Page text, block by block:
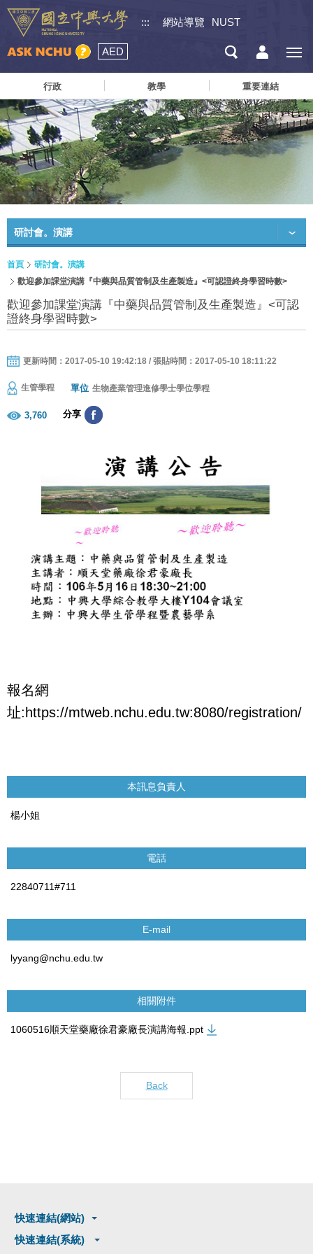
::: 網站導覽 NUST
AED
行政 教學 重要連結
研討會。演講
首頁
研討會。演講
歡迎參加課堂演講『中藥與品質管制及生產製造』<可認證終身學習時數>
歡迎參加課堂演講『中藥與品質管制及生產製造』<可認
證終身學習時數>
更新時間：2017-05-10 19:42:18 / 張貼時間：2017-05-10 18:11:22
生管學程 單位 生物產業管理進修學士學位學程
3,760 分享
報名網
址:https://mtweb.nchu.edu.tw:8080/registration/
本訊息負責人
楊小姐
電話
22840711#711
E-mail
lyyang@nchu.edu.tw
相關附件
1060516順天堂藥廠徐君豪廠長演講海報.ppt
Back
快速連結(網站)
快速連結(系統)